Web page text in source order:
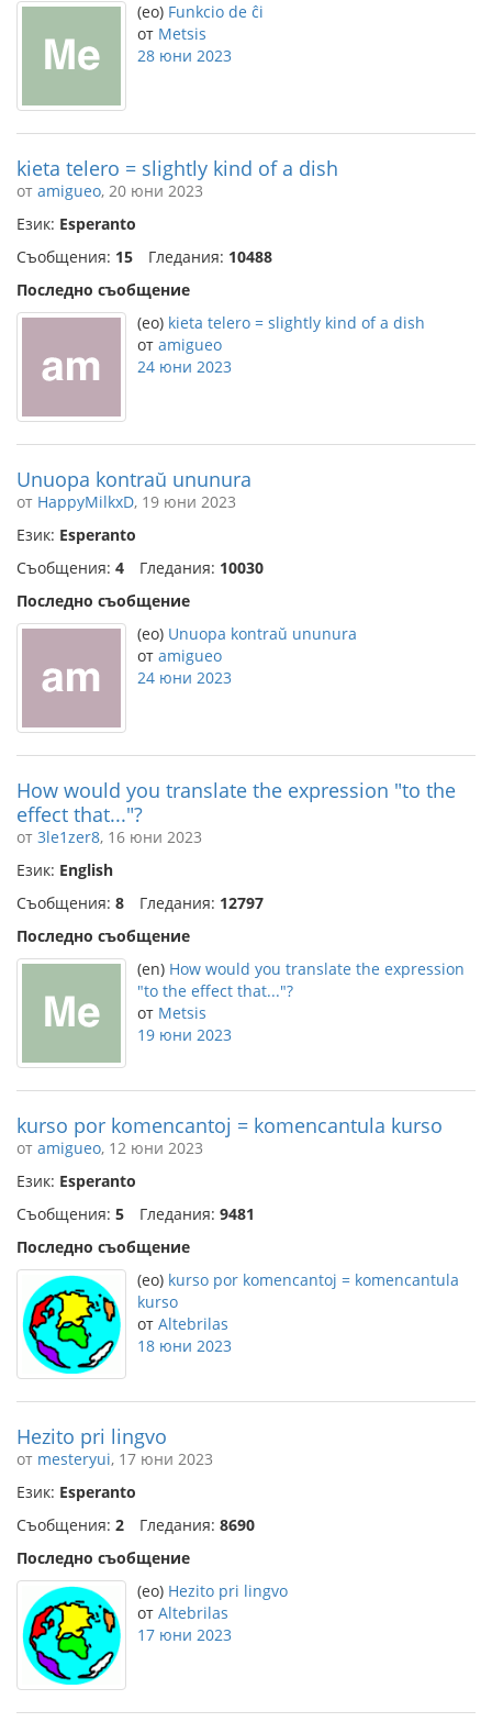
(eo) Funkcio de ĉi
от Metsis
28 юни 2023
kieta telero = slightly kind of a dish
от amigueo, 20 юни 2023
Език: Esperanto
Съобщения: 15 Гледания: 10488
Последно съобщение
(eo) kieta telero = slightly kind of a dish
от amigueo
24 юни 2023
Unuopa kontraŭ ununura
от HappyMilkxD, 19 юни 2023
Език: Esperanto
Съобщения: 4 Гледания: 10030
Последно съобщение
(eo) Unuopa kontraŭ ununura
от amigueo
24 юни 2023
How would you translate the expression "to the
effect that..."?
от 3le1zer8, 16 юни 2023
Език: English
Съобщения: 8 Гледания: 12797
Последно съобщение
(en) How would you translate the expression
"to the effect that..."?
от Metsis
19 юни 2023
kurso por komencantoj = komencantula kurso
от amigueo, 12 юни 2023
Език: Esperanto
Съобщения: 5 Гледания: 9481
Последно съобщение
(eo) kurso por komencantoj = komencantula
kurso
от Altebrilas
18 юни 2023
Hezito pri lingvo
от mesteryui, 17 юни 2023
Език: Esperanto
Съобщения: 2 Гледания: 8690
Последно съобщение
(eo) Hezito pri lingvo
от Altebrilas
17 юни 2023